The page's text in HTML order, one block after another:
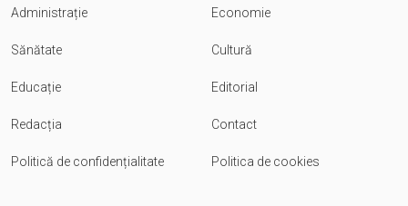
Administrație Economie
Sănătate Cultură
Educație Editorial
Redacția Contact
Politică de confidențialitate Politica de cookies